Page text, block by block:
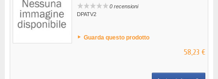
0 recensioni
DPATV2
Guarda questo prodotto
58,23 €